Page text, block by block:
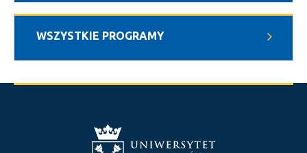
WSZYSTKIE PROGRAMY